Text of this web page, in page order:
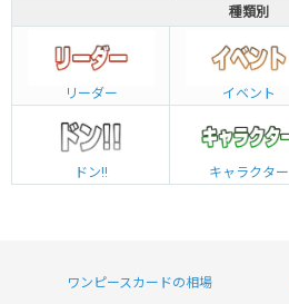
種類別
リーダー イベント
ドン!! キャラクター
ワンピースカードの相場